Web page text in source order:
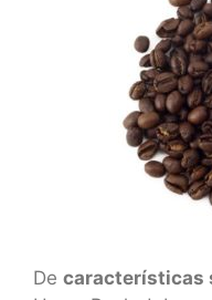
De características